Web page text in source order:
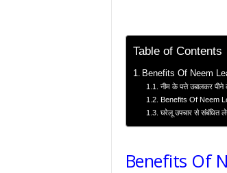
Table of Contents
Benefits Of Neem
नीम के पत्ते उबालकर
Benefits Of Neem
घरेलू उपचार से संबंधित
Benefits Of